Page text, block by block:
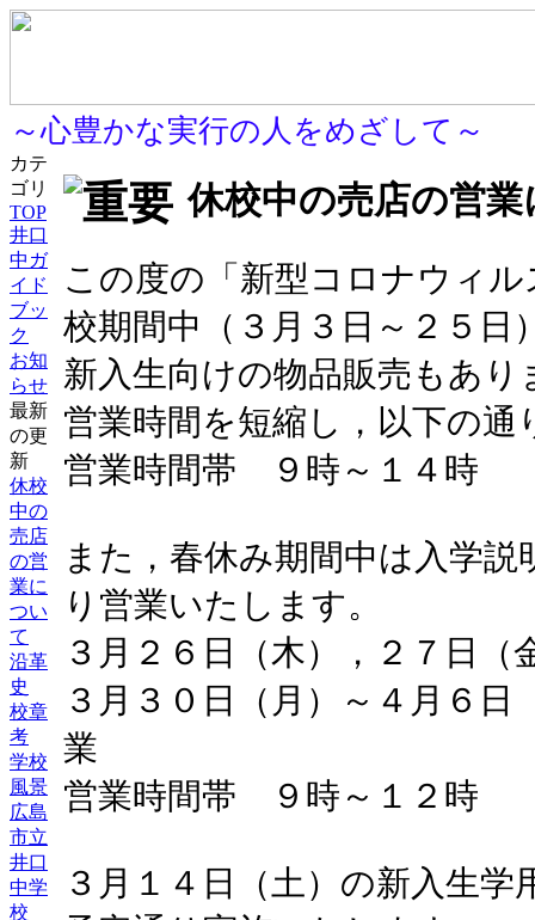
～心豊かな実行の人をめざして～
カテ
ゴリ
TOP
井口
中ガ
イド
ブッ
ク
お知
らせ
最新
の更
新
休校
中の
売店
の営
業に
つい
て
沿革
史
校章
考
学校
風景
広島
市立
井口
中学
校
休校中の売店の営
この度の「新型コロナウィ
校期間中（３月３日～２５日
新入生向けの物品販売もあ
営業時間を短縮し，以下の通
営業時間帯 ９時～１４時
また，春休み期間中は入学
り営業いたします。
３月２６日（木），２７日
３月３０日（月）～４月６
業
営業時間帯 ９時～１２時
３月１４日（土）の新入生